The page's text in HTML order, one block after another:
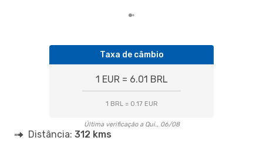
Taxa de câmbio
1 EUR = 6.01 BRL
1 BRL = 0.17 EUR
Última verificação a Qui., 06/08
Distância: 312 kms